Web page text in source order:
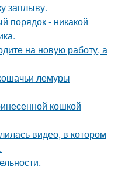
заплыву.
порядок - никакой
на новую работу, а
лемуры
кошкой
видео, в котором